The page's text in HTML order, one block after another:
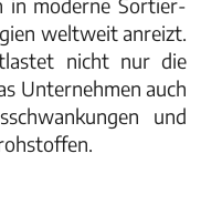
in moderne Sortier-
weltweit anreizt.
nicht nur die
Unternehmen auch
und